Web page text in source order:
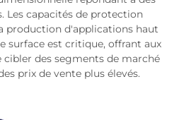
Les capacités de protection
production d'applications haut
surface est critique, offrant aux
des segments de marché
prix de vente plus élevés.